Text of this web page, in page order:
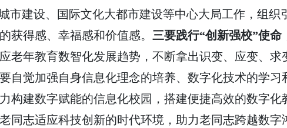
市建设、国际文化大都市建设等中心大局工作，组织
获得感、幸福感和价值感。 三要践行“创新强校”使命
老年教育数智化发展趋势，不断拿出识变、应变、求
自觉加强自身信息化理念的培养、数字化技术的学习
构建数字赋能的信息化校园，搭建便捷高效的数字化
同志适应科技创新的时代环境，助力老同志跨越数字